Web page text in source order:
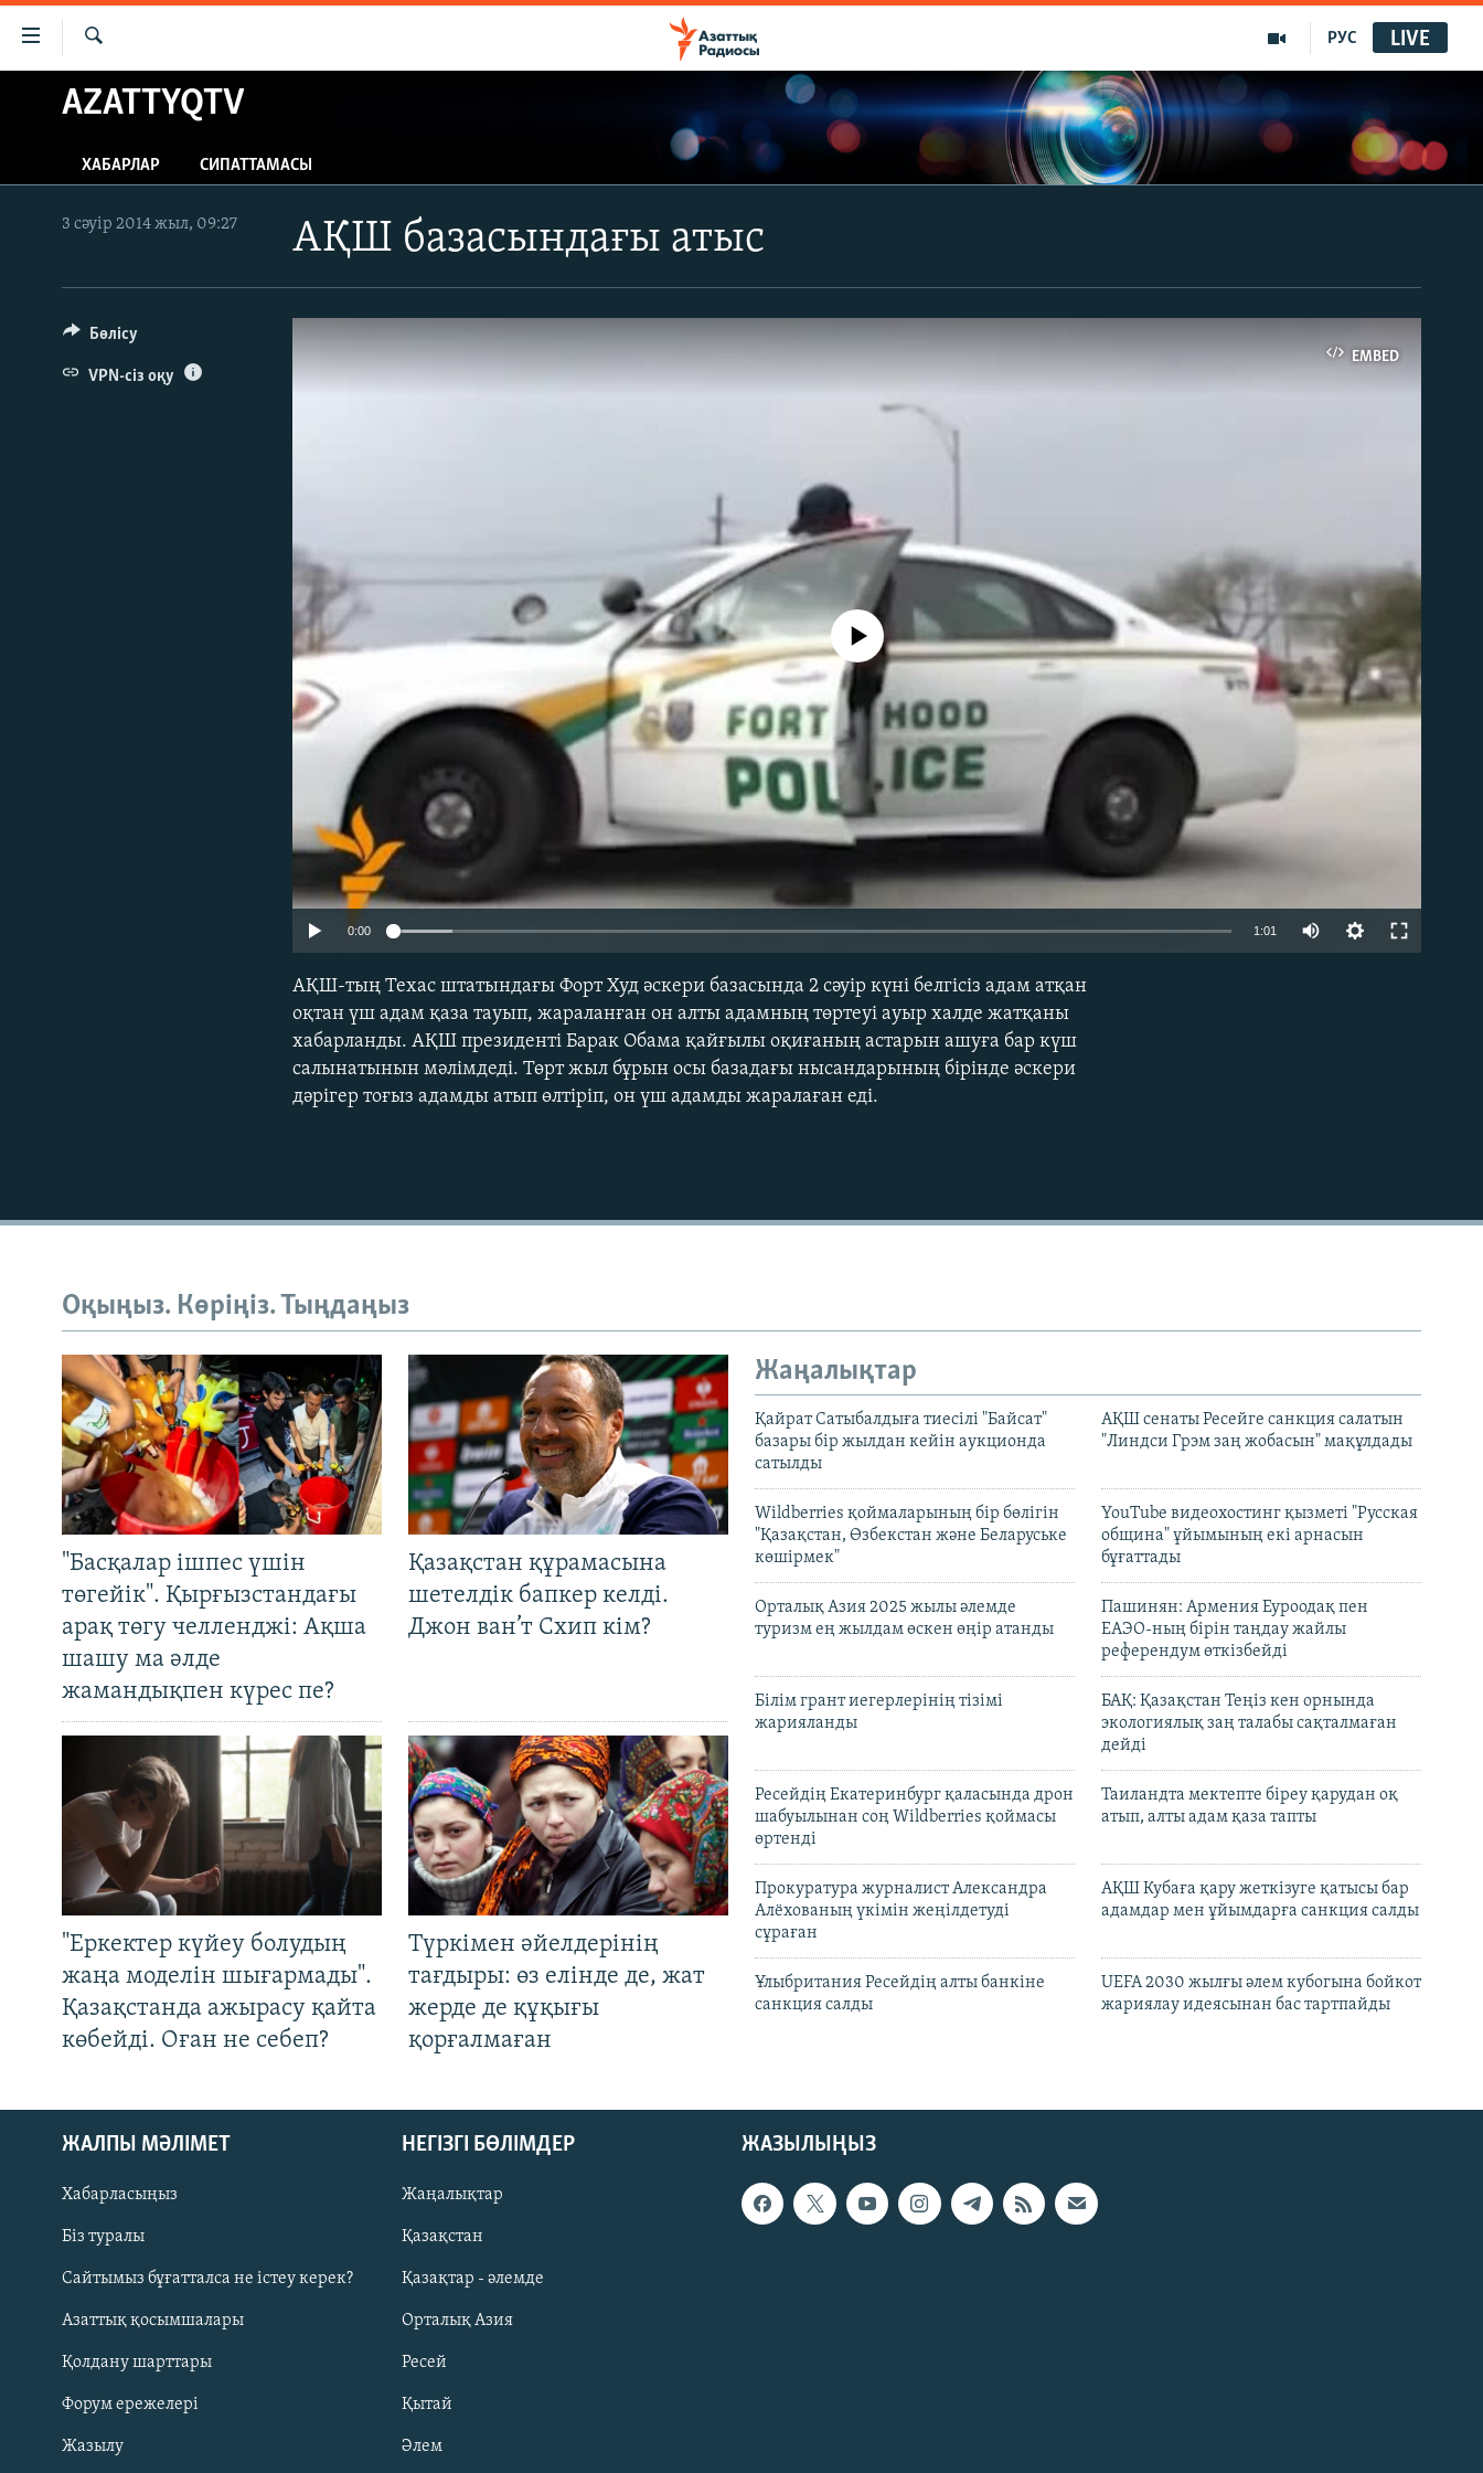
Accessibility
ЖАҢАЛЫҚТАР
AZATTYQTV
ҚАҢТАР ОҚИҒАСЫ
ӘЛЕМ
АРНАЙЫ ЖОБАЛАР
Русский
ЖАЗЫЛЫҢЫЗ
РУС LIVE
AZATTYQTV
ХАБАРЛАР СИПАТТАМАСЫ
АҚШ базасындағы атыс
3 сәуір 2014 жыл, 09:27
EMBED
No media source currently available
0:00 1:01
АҚШ-тың Техас штатындағы Форт Худ әскери базасында 2 сәуір күні белгісіз адам атқан
оқтан үш адам қаза тауып, жараланған он алты адамның төртеуі ауыр халде жатқаны
хабарланды. АҚШ президенті Барак Обама қайғылы оқиғаның астарын ашуға бар күш
салынатынын мәлімдеді. Төрт жыл бұрын осы базадағы нысандарының бірінде әскери
дәрігер тоғыз адамды атып өлтіріп, он үш адамды жаралаған еді.
Бөлісу
VPN-сіз оқу
Оқыңыз. Көріңіз. Тыңдаңыз
"Басқалар ішпес үшін
төгейік". Қырғызстандағы
арақ төгу челленджі: Ақша
шашу ма әлде
жамандықпен күрес пе?
Қазақстан құрамасына
шетелдік бапкер келді.
Джон ван’т Схип кім?
"Еркектер күйеу болудың
жаңа моделін шығармады".
Қазақстанда ажырасу қайта
көбейді. Оған не себеп?
Түркімен әйелдерінің
тағдыры: өз елінде де, жат
жерде де құқығы
қорғалмаған
Жаңалықтар
Қайрат Сатыбалдыға тиесілі "Байсат"
базары бір жылдан кейін аукционда
сатылды
АҚШ сенаты Ресейге санкция салатын
"Линдси Грэм заң жобасын" мақұлдады
Wildberries қоймаларының бір бөлігін
"Қазақстан, Өзбекстан және Беларуське
көшірмек"
YouTube видеохостинг қызметі "Русская
община" ұйымының екі арнасын
бұғаттады
Орталық Азия 2025 жылы әлемде
туризм ең жылдам өскен өңір атанды
Пашинян: Армения Еуроодақ пен
ЕАЭО-ның бірін таңдау жайлы
референдум өткізбейді
Білім грант иегерлерінің тізімі
жарияланды
БАҚ: Қазақстан Теңіз кен орнында
экологиялық заң талабы сақталмаған
дейді
Ресейдің Екатеринбург қаласында дрон
шабуылынан соң Wildberries қоймасы
өртенді
Таиландта мектепте біреу қарудан оқ
атып, алты адам қаза тапты
Прокуратура журналист Александра
Алёхованың үкімін жеңілдетуді
сұраған
АҚШ Кубаға қару жеткізуге қатысы бар
адамдар мен ұйымдарға санкция салды
Ұлыбритания Ресейдің алты банкіне
санкция салды
UEFA 2030 жылғы әлем кубогына бойкот
жариялау идеясынан бас тартпайды
ЖАЗЫЛЫҢЫЗ
ЖАЛПЫ МӘЛІМЕТ
Хабарласыңыз
Біз туралы
Сайтымыз бұғатталса не істеу керек?
Азаттық қосымшалары
Қолдану шарттары
Форум ережелері
Жазылу
НЕГІЗГІ БӨЛІМДЕР
Жаңалықтар
Қазақстан
Қазақтар - әлемде
Орталық Азия
Ресей
Қытай
Әлем